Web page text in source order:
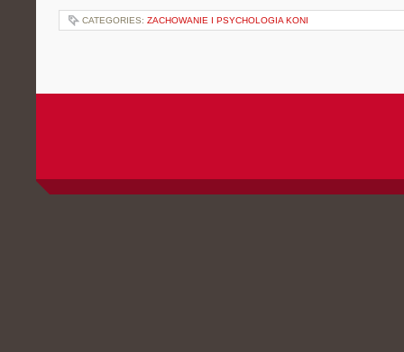
CATEGORIES: ZACHOWANIE I PSYCHOLOGIA KONI